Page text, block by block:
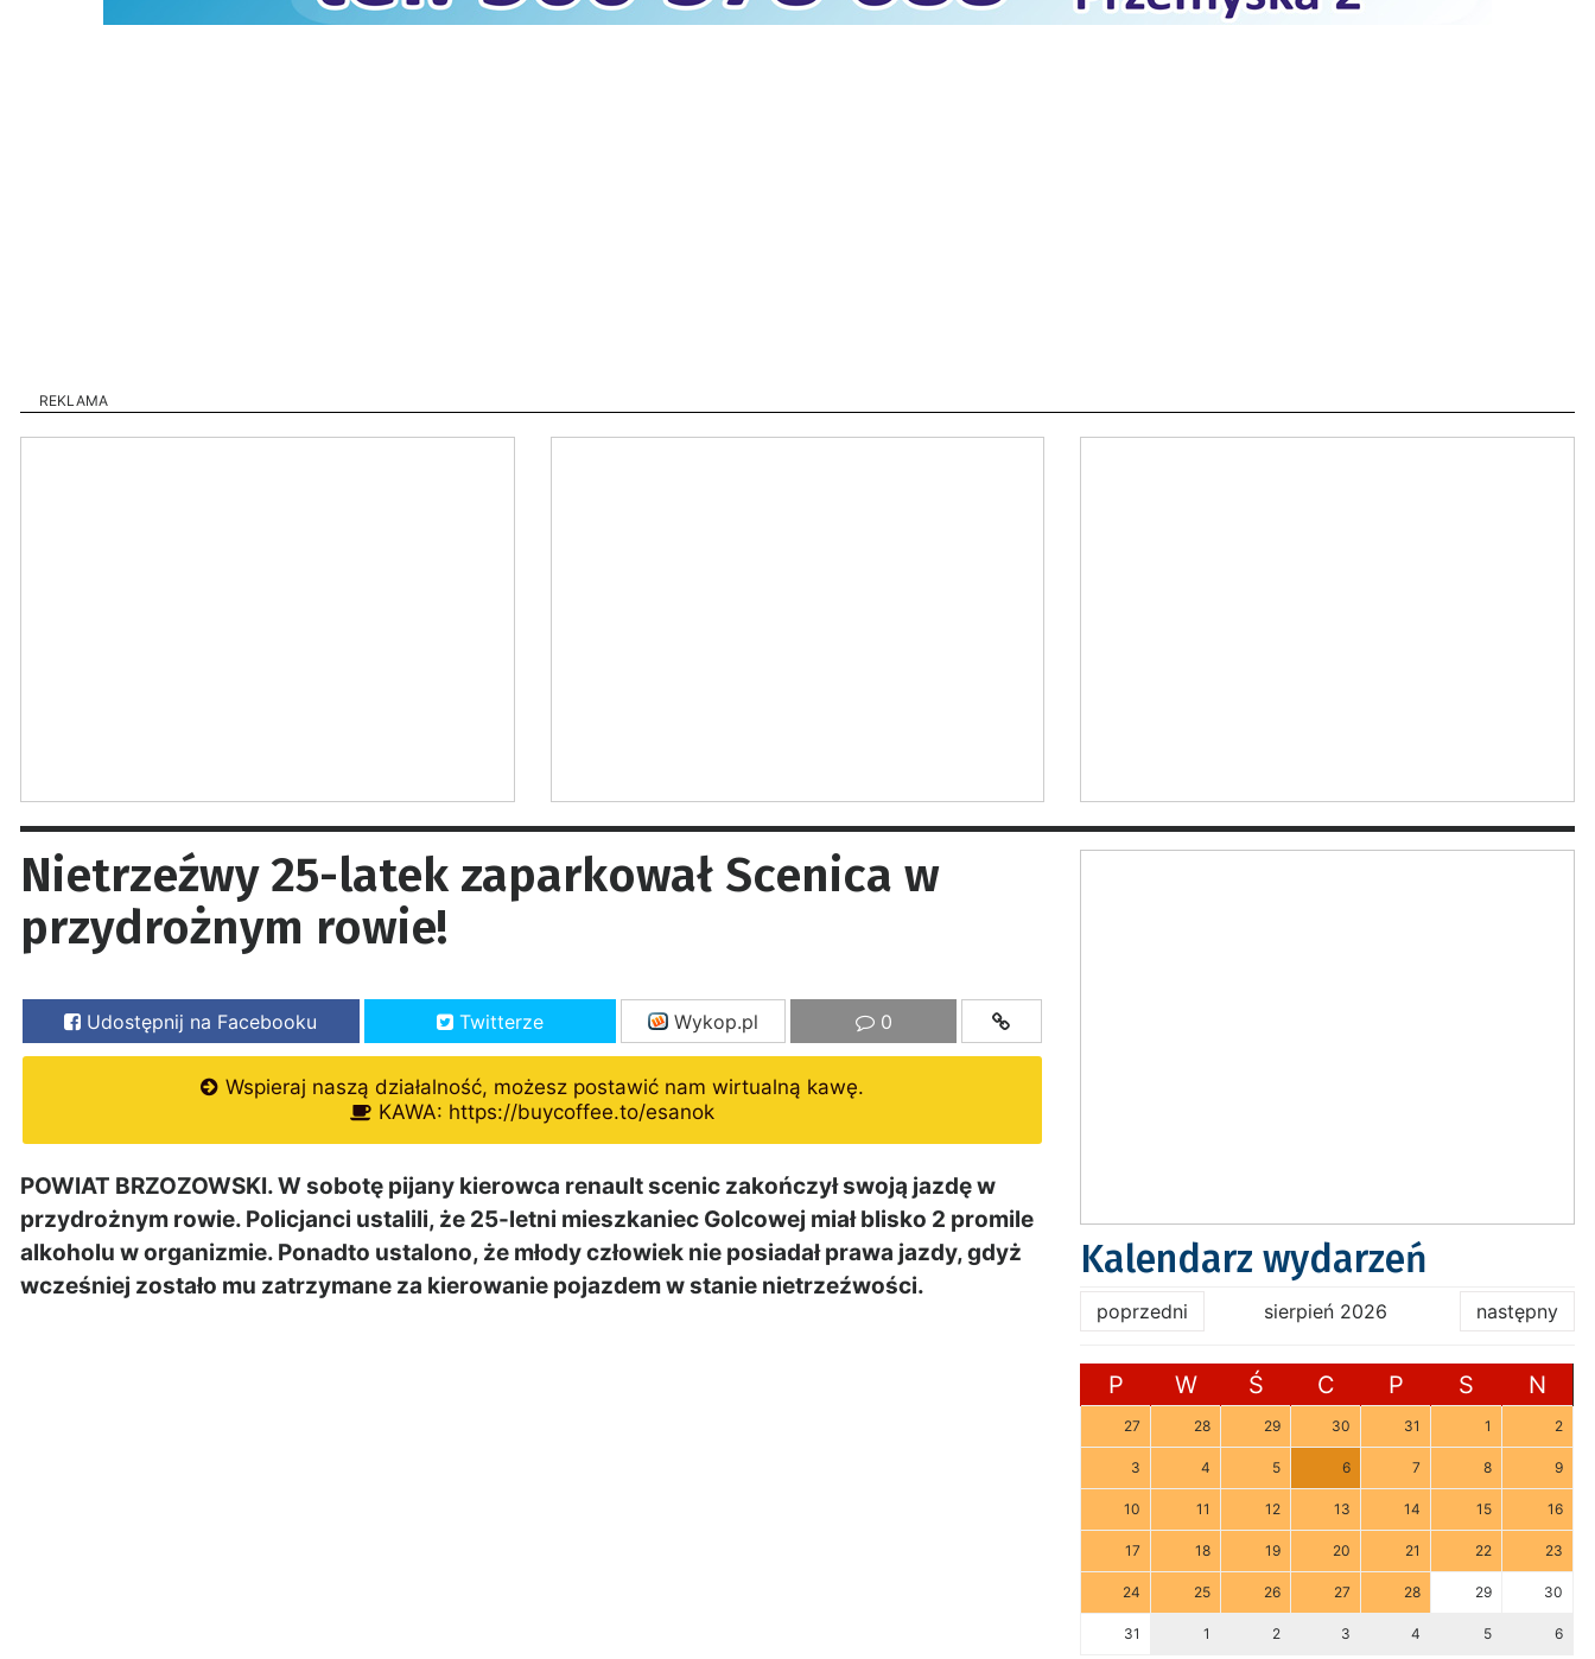
REKLAMA
Nietrzeźwy 25-latek zaparkował Scenica w
przydrożnym rowie!
Udostępnij na Facebooku Twitterze Wykop.pl 0
Wspieraj naszą działalność, możesz postawić nam wirtualną kawę.
KAWA: https://buycoffee.to/esanok
POWIAT BRZOZOWSKI. W sobotę pijany kierowca renault scenic zakończył swoją jazdę w
przydrożnym rowie. Policjanci ustalili, że 25-letni mieszkaniec Golcowej miał blisko 2 promile
alkoholu w organizmie. Ponadto ustalono, że młody człowiek nie posiadał prawa jazdy, gdyż
wcześniej zostało mu zatrzymane za kierowanie pojazdem w stanie nietrzeźwości.
Kalendarz wydarzeń
poprzedni sierpień 2026 następny
P W Ś C P S N
27 28 29 30 31 1 2
3 4 5 6 7 8 9
10 11 12 13 14 15 16
17 18 19 20 21 22 23
24 25 26 27 28 29 30
31 1 2 3 4 5 6